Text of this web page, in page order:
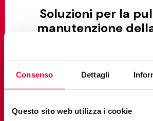
Consenso Dettagli
Questo sito web utilizza i cookie
Soluzioni per la
manutenzione
L'eccezionale praticità del gres
effetto pietra va ben oltre
lo rendono la scelta ideale per gli